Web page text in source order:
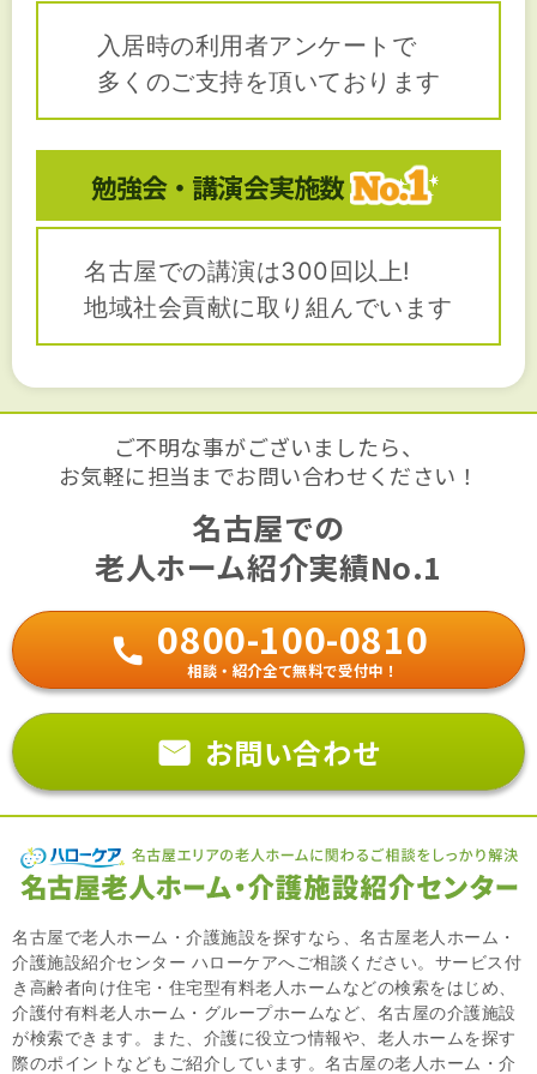
入居時の利用者アンケートで
多くのご支持を頂いております
勉強会・講演会実施数
名古屋での講演は300回以上!
地域社会貢献に取り組んでいます
ご不明な事がございましたら、
お気軽に担当までお問い合わせください！
名古屋での
老人ホーム紹介実績No.1
0800-100-0810
相談・紹介全て無料で受付中！
お問い合わせ
名古屋で老人ホーム・介護施設を探すなら、名古屋老人ホーム・
介護施設紹介センター ハローケアへご相談ください。サービス付
き高齢者向け住宅・住宅型有料老人ホームなどの検索をはじめ、
介護付有料老人ホーム・グループホームなど、名古屋の介護施設
が検索できます。また、介護に役立つ情報や、老人ホームを探す
際のポイントなどもご紹介しています。名古屋の老人ホーム・介